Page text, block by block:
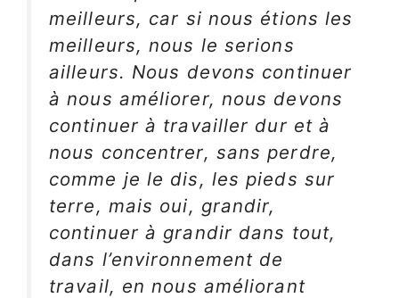
meilleurs, car si nous étions les
meilleurs, nous le serions
ailleurs. Nous devons continuer
à nous améliorer, nous devons
continuer à travailler dur et à
nous concentrer, sans perdre,
comme je le dis, les pieds sur
terre, mais oui, grandir,
continuer à grandir dans tout,
dans l’environnement de
travail, en nous améliorant